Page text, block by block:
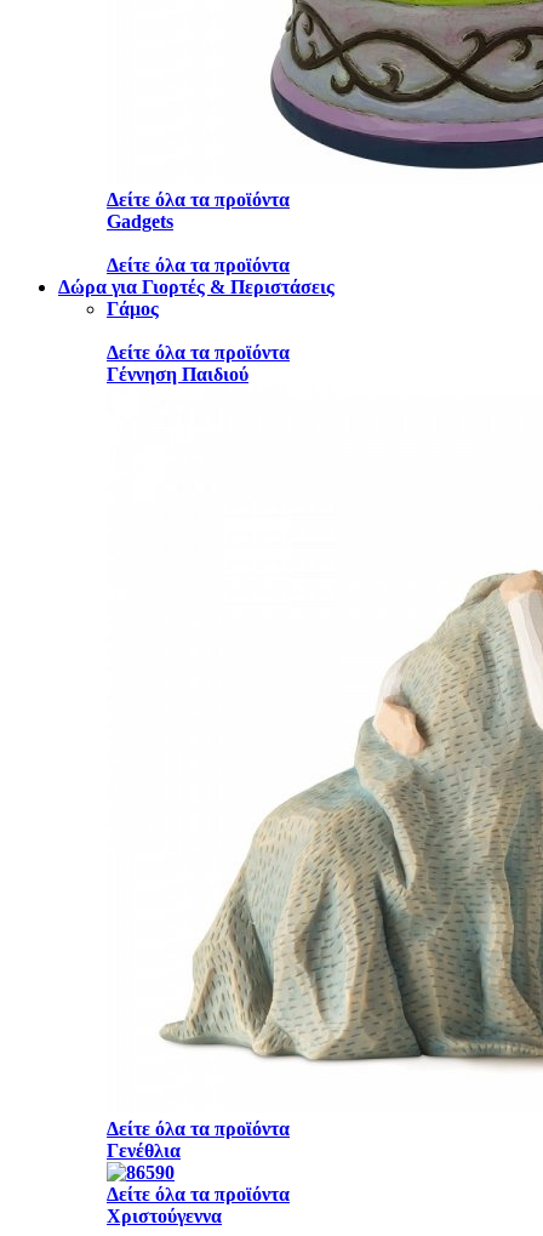
Δείτε όλα τα προϊόντα
Gadgets
Δείτε όλα τα προϊόντα
Δώρα για Γιορτές & Περιστάσεις
Γάμος
Δείτε όλα τα προϊόντα
Γέννηση Παιδιού
Δείτε όλα τα προϊόντα
Γενέθλια
Δείτε όλα τα προϊόντα
Χριστούγεννα